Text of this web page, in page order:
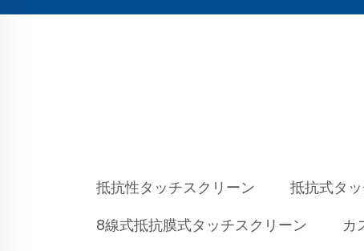
抵抗性タッチスクリーン 抵抗式タ
8線式抵抗膜式タッチスクリーン
カ